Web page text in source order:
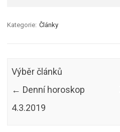
Kategorie: Články
Výběr článků
← Denní horoskop
4.3.2019